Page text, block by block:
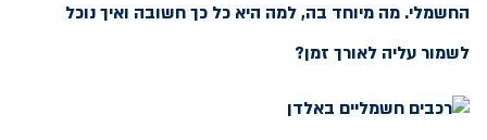
החשמלי. מה מיוחד בה, למה היא כל כך חשובה ואיך נוכל
לשמור עליה לאורך זמן?